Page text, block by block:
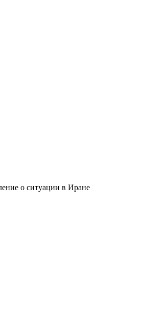
о ситуации в Иране